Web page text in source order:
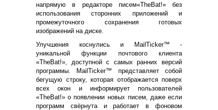
напрямую в редакторе писем«TheBat!» без
использования сторонних приложений и
промежуточного сохранения готовых
изображений на диске.
Улучшения коснулись и MailTicker™ -
уникальной функции почтового клиента
«TheBat!», доступной с самых ранних версий
программы. MailTicker™ представляет собой
бегущую строку, которая отображается поверх
всех окон и информирует пользователей
«TheBat!» о появлении новых писем, даже если
программ свёрнута и работает в фоновом